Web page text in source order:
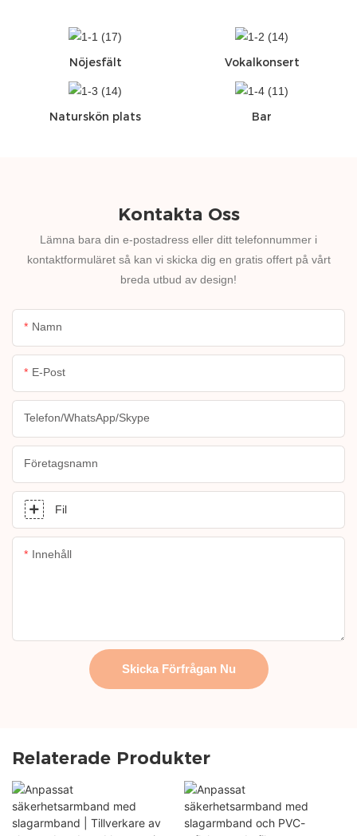
Nöjesfält Vokalkonsert
Naturskön plats Bar
Kontakta Oss
Lämna bara din e-postadress eller ditt telefonnummer i
kontaktformuläret så kan vi skicka dig en gratis offert på vårt
breda utbud av design!
Namn
E-Post
Telefon/WhatsApp/Skype
Företagsnamn
Fil
Innehåll
Skicka Förfrågan Nu
Relaterade Produkter